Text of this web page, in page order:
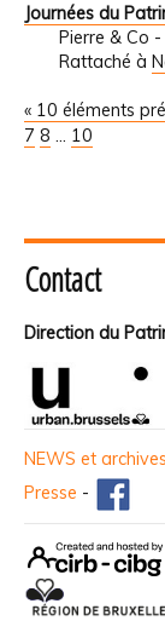
Journées du
Pierre & Co
Rattaché à
« 10 éléments
7 8 ... 10
Contact
Direction du
NEWS et archives
Presse -